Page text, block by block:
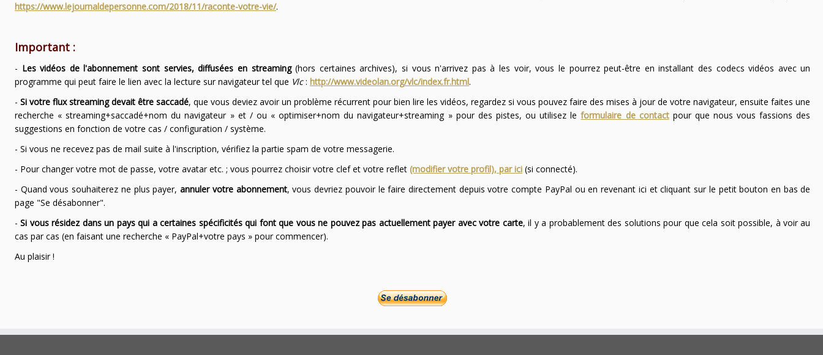
https://www.lejournaldepersonne.com/2018/11/raconte-votre-vie/.
Important :
- Les vidéos de l'abonnement sont servies, diffusées en streaming(hors certaines archives), si vous n'arrivez pas à les voir, vous le pourrez peut-être en installant des codecs vidéos avec un
programme qui peut faire le lien avec la lecture sur navigateur tel que Vlc: http://www.videolan.org/vlc/index.fr.html.
- Si votre flux streaming devait être saccadé, que vous deviez avoir un problème récurrent pour bien lire les vidéos, regardez si vous pouvez faire des mises à jour de votre navigateur, ensuite faites une
recherche « streaming+saccadé+nom du navigateur » et / ou « optimiser+nom du navigateur+streaming » pour des pistes, ou utilisez leformulaire de contactpour que nous vous fassions des
suggestions en fonction de votre cas / configuration / système.
- Si vous ne recevez pas de mail suite à l'inscription, vérifiez la partie spam de votre messagerie.
- Pour changer votre mot de passe, votre avatar etc. ; vous pourrez choisir votre clef et votre reflet (modifier votre profil), par ici(si connecté).
- Quand vous souhaiterez ne plus payer,annuler votre abonnement, vous devriez pouvoir le faire directement depuis votre compte PayPal ou en revenant ici et cliquant sur le petit bouton en bas de
page "Se désabonner".
-Si vous résidez dans un pays qui a certaines spécificités qui font que vous ne pouvez pas actuellement payer avec votre carte, il y a probablement des solutions pour que cela soit possible, à voir au
cas par cas (en faisant une recherche « PayPal+votre pays » pour commencer).
Au plaisir !